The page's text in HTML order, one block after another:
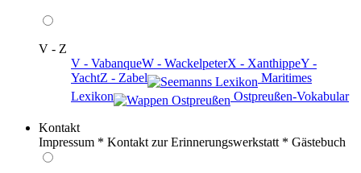
V - Z
V - VabanqueW - WackelpeterX - XanthippeY -
YachtZ - Zabel
️ Maritimes
Lexikon
️ Ostpreußen-Vokabular
Kontakt
Impressum * Kontakt zur Erinnerungswerkstatt * Gästebuch